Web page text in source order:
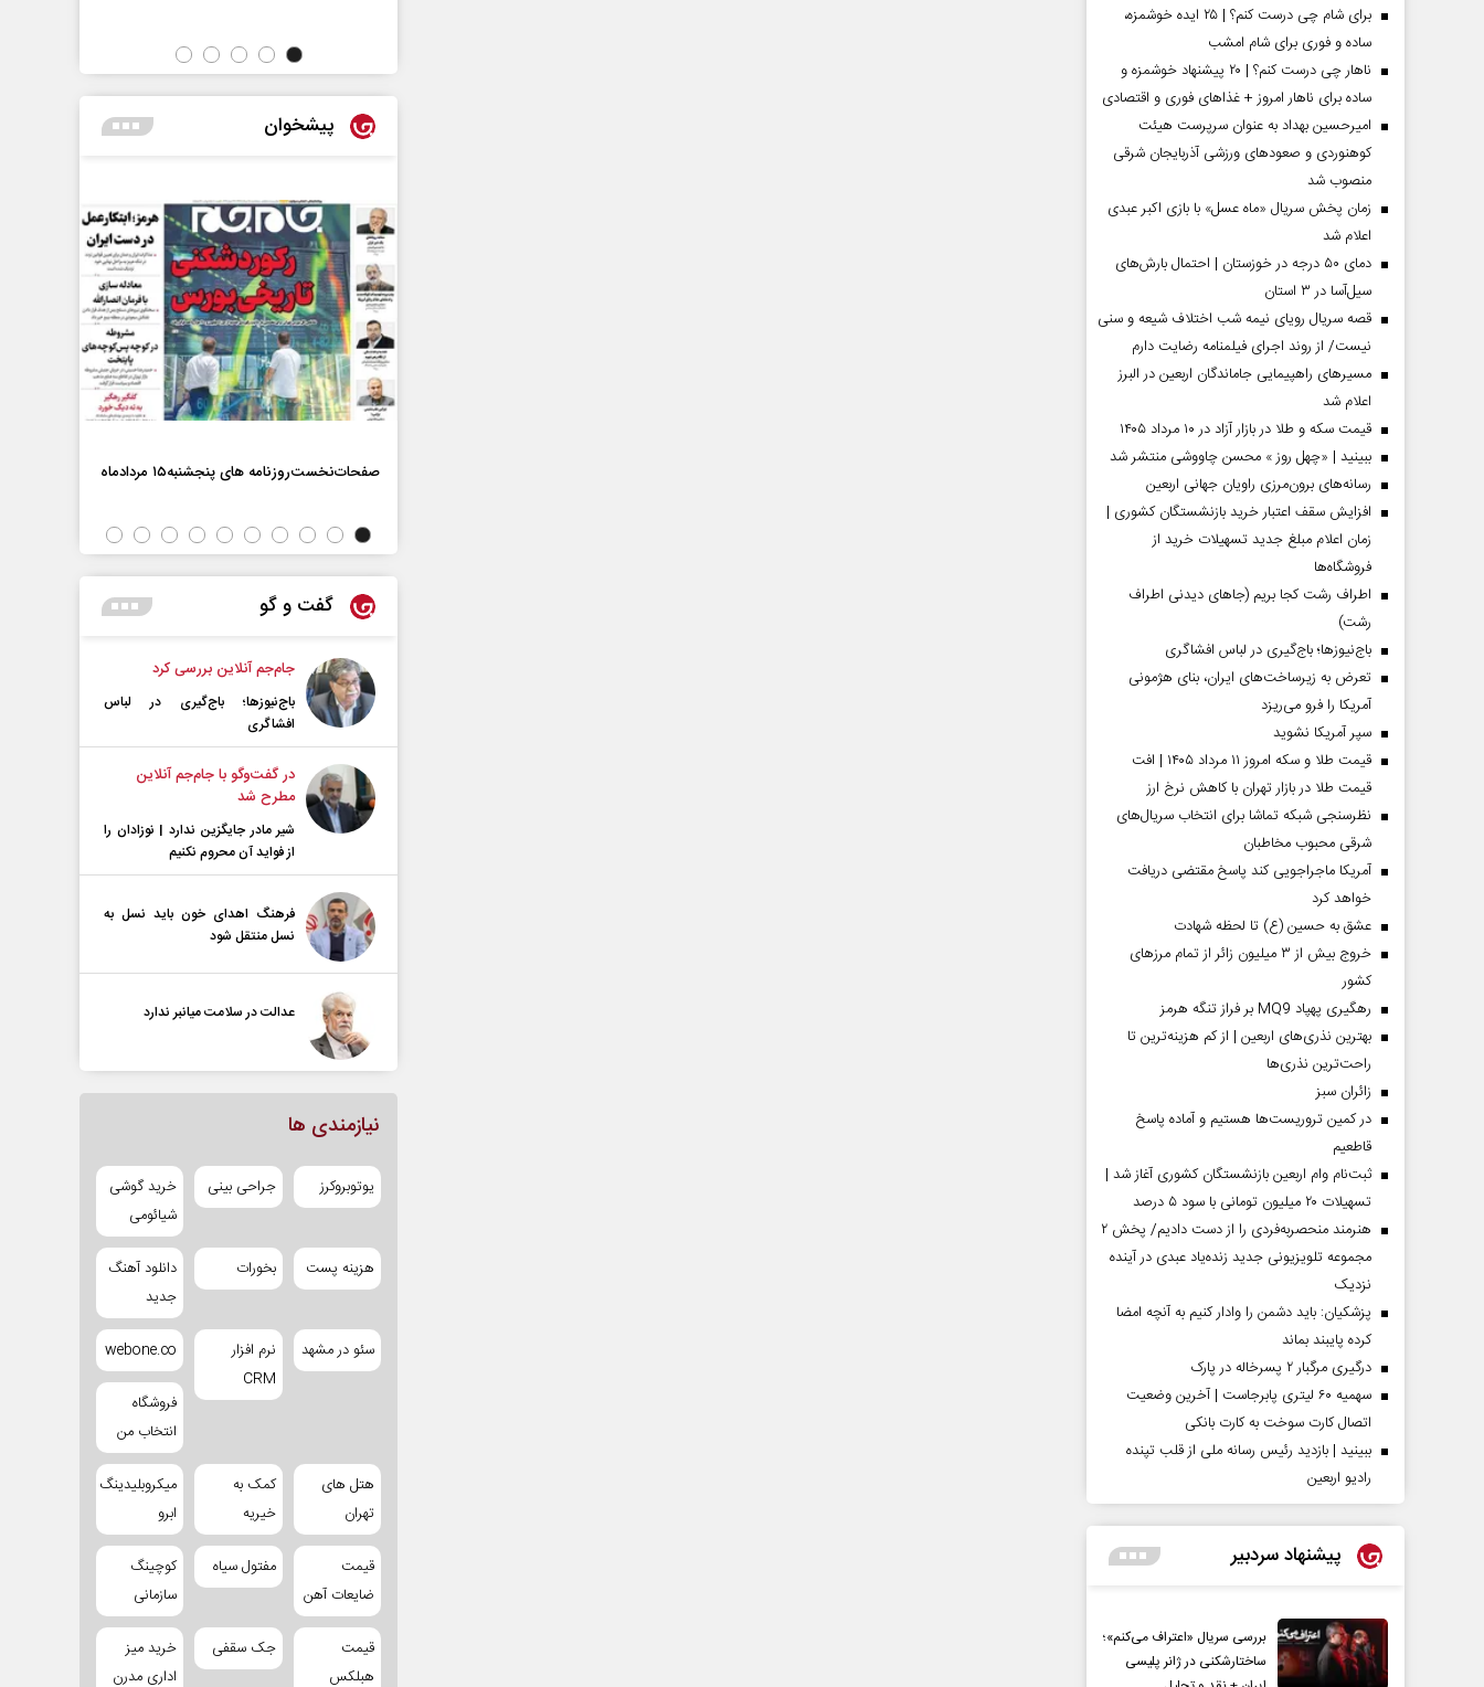
برای شام چی درست کنم؟ | ۲۵ ایده خوشمزه،
ساده و فوری برای شام امشب
ناهار چی درست کنم؟ | ۲۰ پیشنهاد خوشمزه و
ساده برای ناهار امروز + غذاهای فوری و اقتصادی
امیرحسین بهداد به عنوان سرپرست هیئت
کوهنوردی و صعودهای ورزشی آذربایجان شرقی
منصوب شد
زمان پخش سریال «ماه عسل» با بازی اکبر عبدی
اعلام شد
دمای ۵۰ درجه در خوزستان | احتمال بارش‌های
سیل‌آسا در ۳ استان
قصه سریال رویای نیمه شب اختلاف شیعه و سنی
نیست/ از روند اجرای فیلمنامه رضایت دارم
مسیر‌های راهپیمایی جاماندگان اربعین در البرز
اعلام شد
قیمت سکه و طلا در بازار آزاد در ۱۰ مرداد ۱۴۰۵
ببینید | «چهل روز » محسن چاووشی منتشر شد
رسانه‌های برون‌مرزی راویان جهانی اربعین
افزایش سقف اعتبار خرید بازنشستگان کشوری |
زمان اعلام مبلغ جدید تسهیلات خرید از
فروشگاه‌ها
اطراف رشت کجا بریم (جاهای دیدنی اطراف
رشت)
باج‌نیوزها؛ باج‌گیری در لباس افشاگری
تعرض به زیرساخت‌های ایران، بنای هژمونی
آمریکا را فرو می‌ریزد
سپر آمریکا نشوید
قیمت طلا و سکه امروز ۱۱ مرداد ۱۴۰۵ | افت
قیمت طلا در بازار تهران با کاهش نرخ ارز
نظرسنجی شبکه تماشا برای انتخاب سریال‌های
شرقی محبوب مخاطبان
آمریکا ماجراجویی کند پاسخ مقتضی دریافت
خواهد کرد
عشق به حسین (ع) تا لحظه شهادت
خروج بیش از ۳ میلیون زائر از تمام مرز‌های
کشور
رهگیری پهپاد MQ9 بر فراز تنگه هرمز
بهترین نذری‌های اربعین | از کم هزینه‌ترین تا
راحت‌ترین نذری‌ها
‌زائران سبز
در کمین تروریست‌ها هستیم و آماده پاسخ
قاطعیم
ثبت‌نام وام اربعین بازنشستگان کشوری آغاز شد |
تسهیلات ۲۰ میلیون تومانی با سود ۵ درصد
هنرمند منحصر‌به‌فردی را از دست دادیم/ پخش ۲
مجموعه تلویزیونی جدید زنده‌یاد عبدی در آینده
نزدیک
پزشکیان: باید دشمن را وادار کنیم به آنچه امضا
کرده پایبند بماند
درگیری مرگبار ۲ پسرخاله در پارک
سهمیه ۶۰ لیتری پابرجاست | آخرین وضعیت
اتصال کارت سوخت به کارت بانکی
ببینید | بازدید رئیس رسانه ملی از قلب تپنده
رادیو اربعین
پیشنهاد سردبیر
بررسی سریال «اعتراف می‌کنم»؛
ساختارشکنی در ژانر پلیسی
مجلس
پیشخوان
صفحات نخست روزنامه ها‌ی‌سه‌شنبه ۶ مردادماه صفحات‌نخست‌روزنامه ها‌ی پنجشنبه‌۱۵ مردادماه
گفت و گو
جام‌جم آنلاین بررسی کرد
باج‌نیوزها؛ باج‌گیری در لباس
افشاگری
در گفت‌و‌گو با جام‌جم آنلاین
مطرح شد
شیر مادر جایگزین ندارد | نوزادان را
از فواید آن محروم نکنیم
فرهنگ اهدای خون باید نسل به
نسل منتقل شود
عدالت در سلامت میانبر ندارد
نیازمندی ها
یوتوبروکرز جراحی بینی
خرید گوشی
شیائومی
هزینه پست بخورات
دانلود آهنگ
جدید
سئو در مشهد
نرم افزار
CRM
webone.co
فروشگاه
انتخاب من
هتل های
تهران
کمک به
خیریه
میکروبلیدینگ
ابرو
قیمت
ضایعات آهن
مفتول سیاه
کوچینگ
سازمانی
قیمت
هبلکس
جک سقفی
خرید میز
اداری مدرن